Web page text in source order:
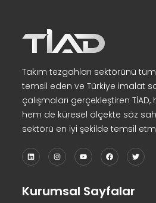
Takım tezgahları sektörünü
temsil eden ve Türkiye imalat
çalışmaları gerçekleştiren
hem de küresel ölçekte söz
sektörü en iyi şekilde temsil
Kurumsal Sayfalar